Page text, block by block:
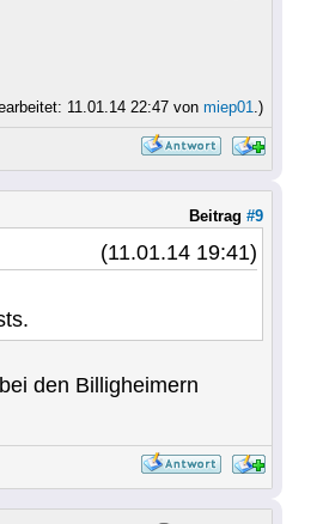
11.01.14 22:47 von miep01.)
Beitrag #9
(11.01.14 19:41)
den Billigheimern